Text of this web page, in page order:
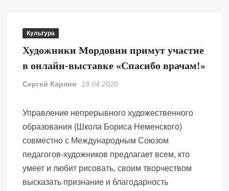
Культура
Художники Мордовии примут участие
в онлайн-выставке «Спасибо врачам!»
Сергей Карпин 18.04.2020
Управление непрерывного художественного
образования (Школа Бориса Неменского)
совместно с Международным Союзом
педагогов-художников предлагает всем, кто
умеет и любит рисовать, своим творчеством
высказать признание и благодарность